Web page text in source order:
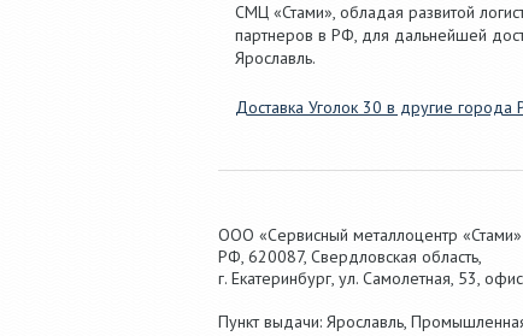
СМЦ «Стами», обладая развитой
партнеров в РФ, для дальнейшей
Ярославль.
Доставка Уголок 30 в другие города
ООО «Сервисный металлоцентр «Стами»
РФ, 620087, Свердловская область,
г. Екатеринбург, ул. Самолетная, 53,
Пункт выдачи: Ярославль,